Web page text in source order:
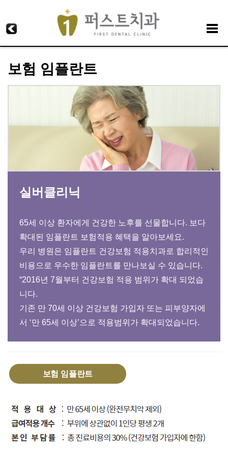
보험 임플란트
실버클리닉
65세 이상 환자에게 건강한 노후를 선물합니다. 보다
확대된 임플란트 보험적용 혜택을 알아보세요.
우리 병원은 임플란트 건강보험 적용치과로 합리적인
비용으로 우수한 임플란트를 만나보실 수 있습니다.
“2016년 7월부터 건강보험 적용 범위가 확대 되었습
니다.
기존 만 70세 이상 건강보험 가입자 또는 피부양자에
서 ‘만 65세 이상’으로 적용범위가 확대되었습니다.
보험 임플란트